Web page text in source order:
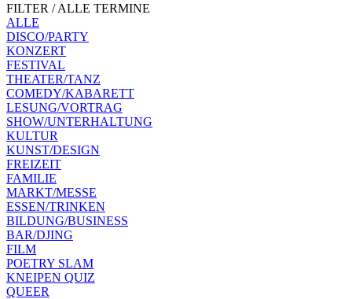
FILTER / ALLE TERMINE
ALLE
DISCO/PARTY
KONZERT
FESTIVAL
THEATER/TANZ
COMEDY/KABARETT
LESUNG/VORTRAG
SHOW/UNTERHALTUNG
KULTUR
KUNST/DESIGN
FREIZEIT
FAMILIE
MARKT/MESSE
ESSEN/TRINKEN
BILDUNG/BUSINESS
BAR/DJING
FILM
POETRY SLAM
KNEIPEN QUIZ
QUEER